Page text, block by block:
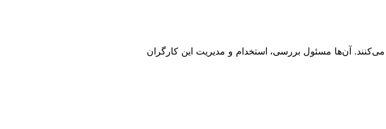
آن‌ها مسئول بررسی، استخدام و مدیریت این کارگران